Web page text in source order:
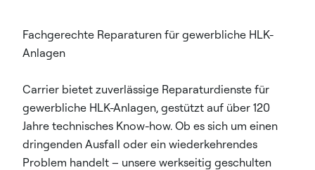
Fachgerechte Reparaturen für gewerbliche HLK-
Anlagen
Carrier bietet zuverlässige Reparaturdienste für
gewerbliche HLK-Anlagen, gestützt auf über 120
Jahre technisches Know-how. Ob es sich um einen
dringenden Ausfall oder ein wiederkehrendes
Problem handelt – unsere werkseitig geschulten